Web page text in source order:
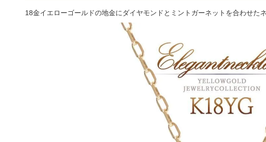
18金イエローゴールドの地金にダイヤモンドとミントガーネットを合わせた